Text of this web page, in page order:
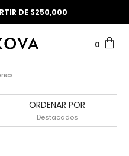
DE $250,000
0
ORDENAR POR